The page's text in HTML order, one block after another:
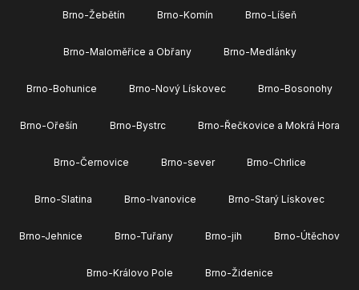
Brno-Žebětín Brno-Komín Brno-Líšeň
Brno-Maloměřice a Obřany Brno-Medlánky
Brno-Bohunice Brno-Nový Lískovec Brno-Bosonohy
Brno-Ořešín Brno-Bystrc Brno-Řečkovice a Mokrá Hora
Brno-Černovice Brno-sever Brno-Chrlice
Brno-Slatina Brno-Ivanovice Brno-Starý Lískovec
Brno-Jehnice Brno-Tuřany Brno-jih Brno-Útěchov
Brno-Královo Pole Brno-Židenice